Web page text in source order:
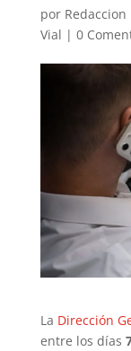
por
Vial | 0
La Dirección
entre los días